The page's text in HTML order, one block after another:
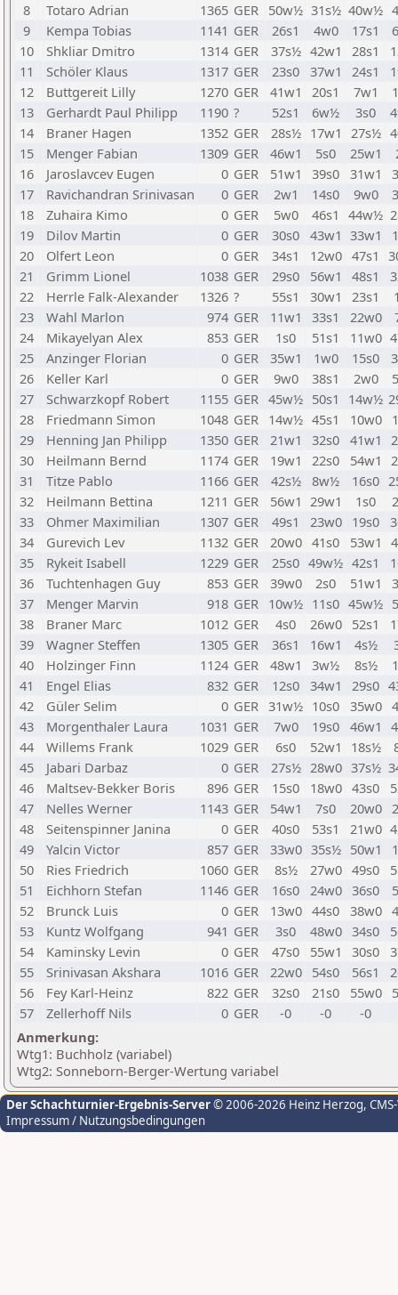
8
Totaro Adrian 1365 GER 50w½ 31s½ 40w½
9
Kempa Tobias 1141 GER 26s1 4w0 17s1
10
Shkliar Dmitro 1314 GER 37s½ 42w1 28s1
11
Schöler Klaus 1317 GER 23s0 37w1 24s1
12
Buttgereit Lilly 1270 GER 41w1 20s1 7w1
13
Gerhardt Paul Philipp 1190 ? 52s1 6w½ 3s0
14
Braner Hagen 1352 GER 28s½ 17w1 27s½
15
Menger Fabian 1309 GER 46w1 5s0 25w1
16
Jaroslavcev Eugen 0 GER 51w1 39s0 31w1
17
Ravichandran Srinivasan 0 GER 2w1 14s0 9w0
18
Zuhaira Kimo 0 GER 5w0 46s1 44w½
19
Dilov Martin 0 GER 30s0 43w1 33w1
20
Olfert Leon 0 GER 34s1 12w0 47s1
21
Grimm Lionel 1038 GER 29s0 56w1 48s1
22
Herrle Falk-Alexander 1326 ? 55s1 30w1 23s1
23
Wahl Marlon 974 GER 11w1 33s1 22w0
24
Mikayelyan Alex 853 GER 1s0 51s1 11w0
25
Anzinger Florian 0 GER 35w1 1w0 15s0
26
Keller Karl 0 GER 9w0 38s1 2w0
27
Schwarzkopf Robert 1155 GER 45w½ 50s1 14w½
28
Friedmann Simon 1048 GER 14w½ 45s1 10w0
29
Henning Jan Philipp 1350 GER 21w1 32s0 41w1
30
Heilmann Bernd 1174 GER 19w1 22s0 54w1
31
Titze Pablo 1166 GER 42s½ 8w½ 16s0
32
Heilmann Bettina 1211 GER 56w1 29w1 1s0
33
Ohmer Maximilian 1307 GER 49s1 23w0 19s0
34
Gurevich Lev 1132 GER 20w0 41s0 53w1
35
Rykeit Isabell 1229 GER 25s0 49w½ 42s1
36
Tuchtenhagen Guy 853 GER 39w0 2s0 51w1
37
Menger Marvin 918 GER 10w½ 11s0 45w½
38
Braner Marc 1012 GER 4s0 26w0 52s1
39
Wagner Steffen 1305 GER 36s1 16w1 4s½
40
Holzinger Finn 1124 GER 48w1 3w½ 8s½
41
Engel Elias 832 GER 12s0 34w1 29s0
42
Güler Selim 0 GER 31w½ 10s0 35w0
43
Morgenthaler Laura 1031 GER 7w0 19s0 46w1
44
Willems Frank 1029 GER 6s0 52w1 18s½
45
Jabari Darbaz 0 GER 27s½ 28w0 37s½
46
Maltsev-Bekker Boris 896 GER 15s0 18w0 43s0
47
Nelles Werner 1143 GER 54w1 7s0 20w0
48
Seitenspinner Janina 0 GER 40s0 53s1 21w0
49
Yalcin Victor 857 GER 33w0 35s½ 50w1
50
Ries Friedrich 1060 GER 8s½ 27w0 49s0
51
Eichhorn Stefan 1146 GER 16s0 24w0 36s0
52
Brunck Luis 0 GER 13w0 44s0 38w0
53
Kuntz Wolfgang 941 GER 3s0 48w0 34s0
54
Kaminsky Levin 0 GER 47s0 55w1 30s0
55
Srinivasan Akshara 1016 GER 22w0 54s0 56s1
56
Fey Karl-Heinz 822 GER 32s0 21s0 55w0
57
Zellerhoff Nils 0 GER -0 -0
-0
Anmerkung:
Wtg1: Buchholz (variabel)
Wtg2: Sonneborn-Berger-Wertung variabel
Der Schachturnier-Ergebnis-Server© 2006-2026 Heinz Herzog,
Impressum / Nutzungsbedingungen